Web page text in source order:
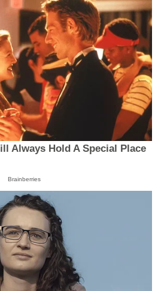
Always Hold A Special Place
Brainberries